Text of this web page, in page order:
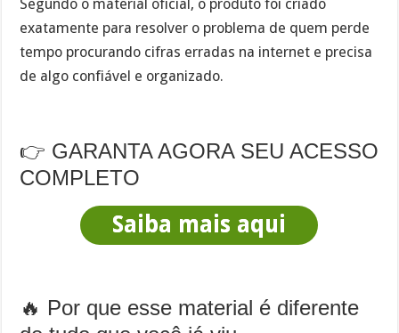
Segundo o material oficial, o produto foi criado
exatamente para resolver o problema de quem perde
tempo procurando cifras erradas na internet e precisa
de algo confiável e organizado.
👉 GARANTA AGORA SEU ACESSO
COMPLETO
Saiba mais aqui
🔥 Por que esse material é diferente